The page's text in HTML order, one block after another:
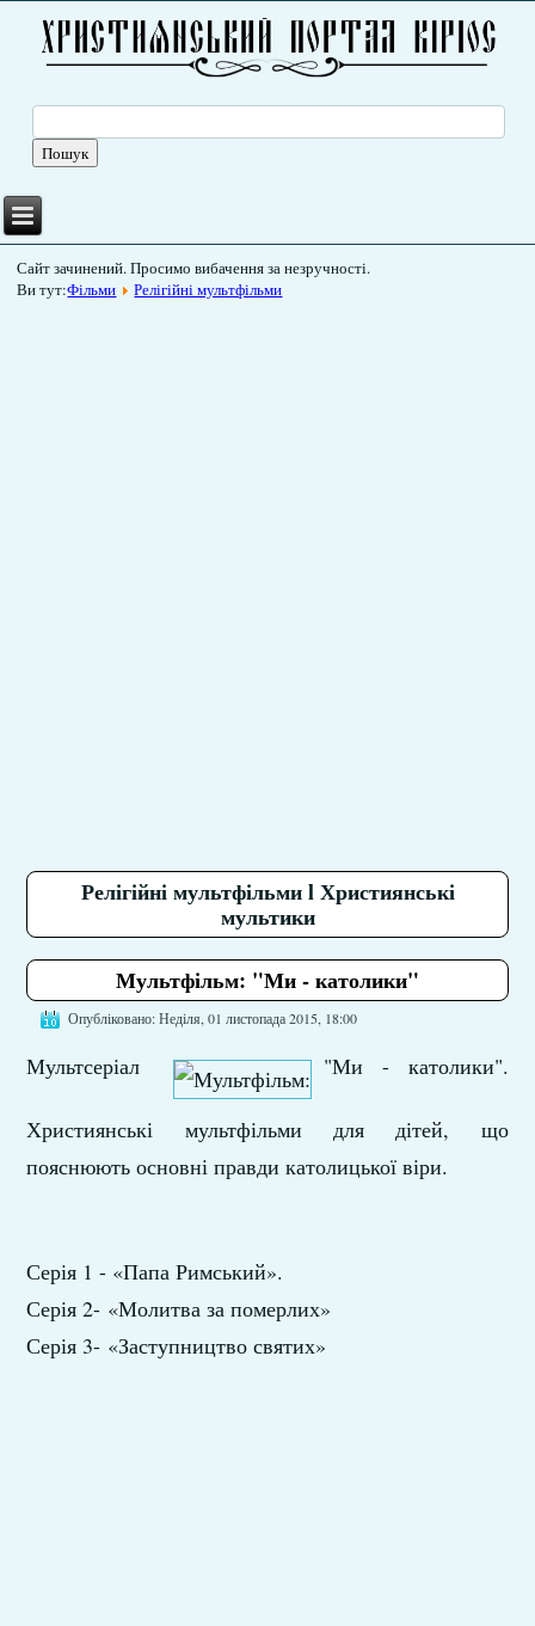
Сайт зачинений. Просимо вибачення за незручності.
Ви тут:Фільми Релігійні мультфільми
Релігійні мультфільми l Християнські
мультики
Мультфільм: "Ми - католики"
Опубліковано: Неділя, 01 листопада 2015, 18:00
Мультсеріал "Ми - католики".
Християнські мультфільми для дітей, що
пояснюють основні правди католицької віри.
Серія 1 - «Папа Римський».
Серія 2- «Молитва за померлих»
Серія 3- «Заступництво святих»